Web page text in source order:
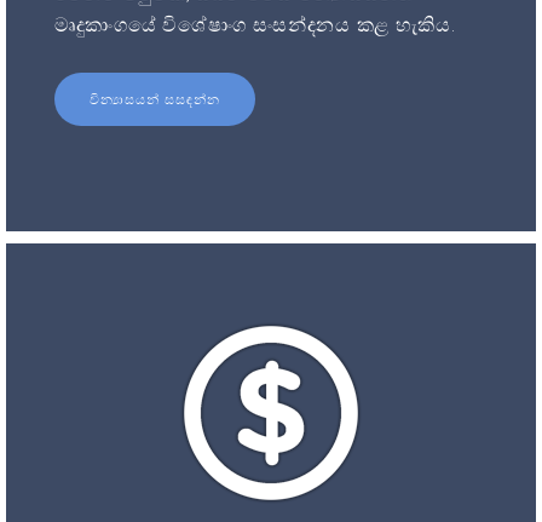
මෘදුකාංගයේ විශේෂාංග සංසන්දනය කළ හැකිය.
වින්‍යාසයන් සසඳන්න